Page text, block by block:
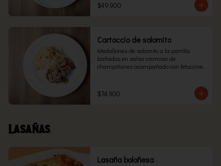
$49.900
Cartoccio de solomito
Medallones de solomito a la parrilla
bañados en salsa cremosa de
champiñones acompañado con fetuccine
$74.900
Lasañas
Lasaña boloñesa